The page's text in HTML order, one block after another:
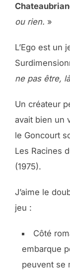
ou rien. »
L’Ego est un
ne pas être,
Un créateur
avait bien un
le Goncourt
Les Racines
(1975).
J’aime le
jeu :
Côté
embarque
peuvent se